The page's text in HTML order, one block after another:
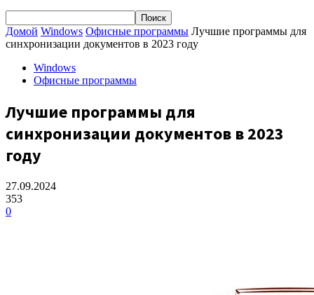
Домой Windows Офисные программы Лучшие программы для
синхронизации документов в 2023 году
Windows
Офисные программы
Лучшие программы для
синхронизации документов в 2023
году
27.09.2024
353
0